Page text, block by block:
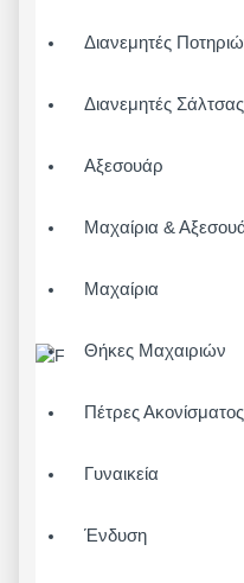
Διανεμητές
Διανεμητές Σάλτσας
Αξεσουάρ
Μαχαίρια &
Μαχαίρια
Θήκες Μαχαιριών
Πέτρες Ακονίσματος
Γυναικεία
Ένδυση